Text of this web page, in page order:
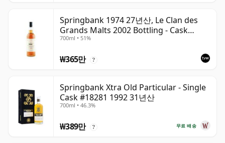
Springbank 1974 27년산, Le Clan des
Grands Malts 2002 Bottling - Cask
#2284
700ml • 51%
₩365만 ?
Springbank Xtra Old Particular - Single
Cask #18281 1992 31년산
700ml • 46.3%
무료 배송
₩389만 ?